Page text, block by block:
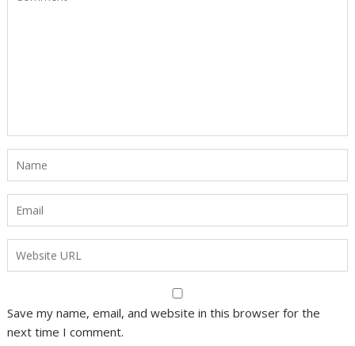
Save my name, email, and website in this browser for the
next time I comment.